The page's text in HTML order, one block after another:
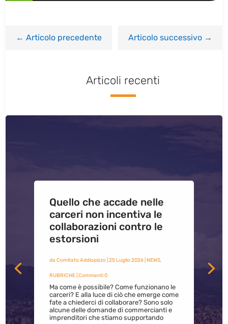
←Articolo precedente Articolo successivo→
Articoli recenti
Quello che accade nelle
carceri non incentiva le
collaborazioni contro le
estorsioni
da Comitato Addiopizzo| 25 Luglio 2026| NEWS,
RUBRICHE| Commenti 0
Ma come è possibile? Come funzionano le
carceri? E alla luce di ciò che emerge come
fate a chiederci di collaborare? Sono solo
alcune delle domande di commercianti e
imprenditori che stiamo supportando